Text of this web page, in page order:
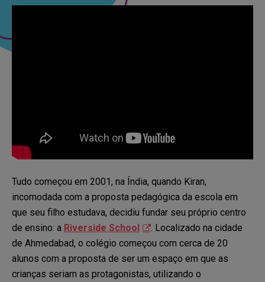
Tudo começou em 2001, na Índia, quando Kiran,
incomodada com a proposta pedagógica da escola em
que seu filho estudava, decidiu fundar seu próprio centro
de ensino: a Riverside School
. Localizado na cidade
de Ahmedabad, o colégio começou com cerca de 20
alunos com a proposta de ser um espaço em que as
crianças seriam as protagonistas, utilizando o